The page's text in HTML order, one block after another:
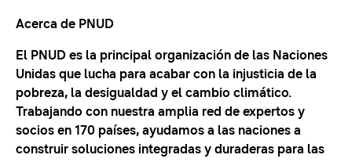
Acerca de PNUD
El PNUD es la principal organización de las Naciones
Unidas que lucha para acabar con la injusticia de la
pobreza, la desigualdad y el cambio climático.
Trabajando con nuestra amplia red de expertos y
socios en 170 países, ayudamos a las naciones a
construir soluciones integradas y duraderas para las